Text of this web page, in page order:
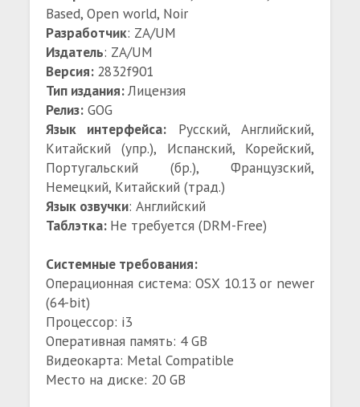
Based, Open world, Noir
Разработчик: ZA/UM
Издатель: ZA/UM
Версия: 2832f901
Тип издания:Лицензия
Релиз: GOG
Язык интерфейса: Русский, Английский,
Китайский (упр.), Испанский, Корейский,
Португальский (бр.), Французский,
Немецкий, Китайский (трад.)
Язык озвучки: Английский
Таблэтка: Не требуется (DRM-Free)
Системные требования:
Операционная система: OSX 10.13 or newer
(64-bit)
Процессор: i3
Оперативная память: 4 GB
Видеокарта: Metal Compatible
Место на диске: 20 GB